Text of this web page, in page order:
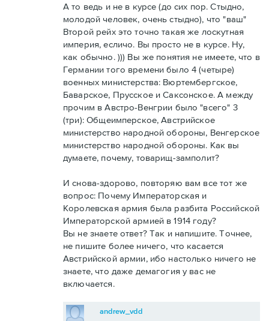
А то ведь и не в курсе (до сих пор. Стыдно,
молодой человек, очень стыдно), что "ваш"
Второй рейх это точно такая же лоскутная
империя, есличо. Вы просто не в курсе. Ну,
как обычно. ))) Вы же понятия не имеете, что в
Германии того времени было 4 (четыре)
военных министерства: Вюртембергское,
Баварское, Прусское и Саксонское. А между
прочим в Австро-Венгрии было "всего" 3
(три): Общеимперское, Австрийское
министерство народной обороны, Венгерское
министерство народной обороны. Как вы
думаете, почему, товарищ-замполит?
И снова-здорово, повторяю вам все тот же
вопрос: Почему Императорская и
Королевская армия была разбита Российской
Императорской армией в 1914 году?
Вы не знаете ответ? Так и напишите. Точнее,
не пишите более ничего, что касается
Австрийской армии, ибо настолько ничего не
знаете, что даже демагогия у вас не
включается.
andrew_vdd